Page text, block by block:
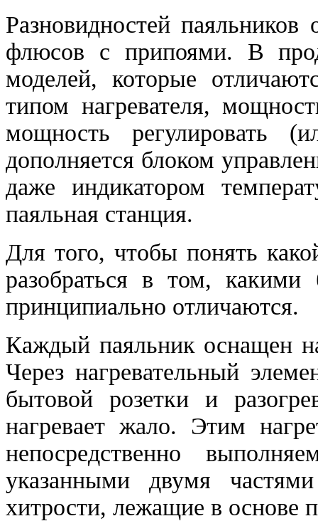
Разновидностей
флюсов с припоями. В
моделей, которые
типом нагревателя,
мощность регулировать
дополняется блоком
даже индикатором
паяльная станция.
Для того, чтобы понять
разобраться в том,
принципиально отличаются.
Каждый паяльник оснащен
Через нагревательный
бытовой розетки и
нагревает жало. Этим
непосредственно
указанными двумя
хитрости, лежащие в основе